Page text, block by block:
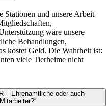
Stationen und unsere Arbeit
wäre unsere
Behandlungen,
kostet Geld. Die Wahrheit ist:
viele Tierheime nicht
– Ehrenamtliche oder auch